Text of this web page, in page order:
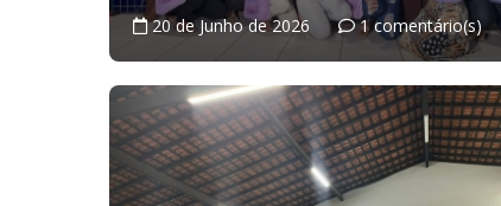
20 de Junho de 2026 1 comentário(s)